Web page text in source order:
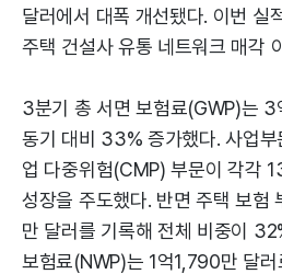
달러에서 대폭 개선됐다. 이번 실
주택 건설사 유통 네트워크 매각
3분기 총 서면 보험료(GWP)는 3
동기 대비 33% 증가했다. 사업
업 다중위험(CMP) 부문이 각각
성장을 주도했다. 반면 주택 보험
만 달러를 기록해 전체 비중이
보험료(NWP)는 1억1,790만 달